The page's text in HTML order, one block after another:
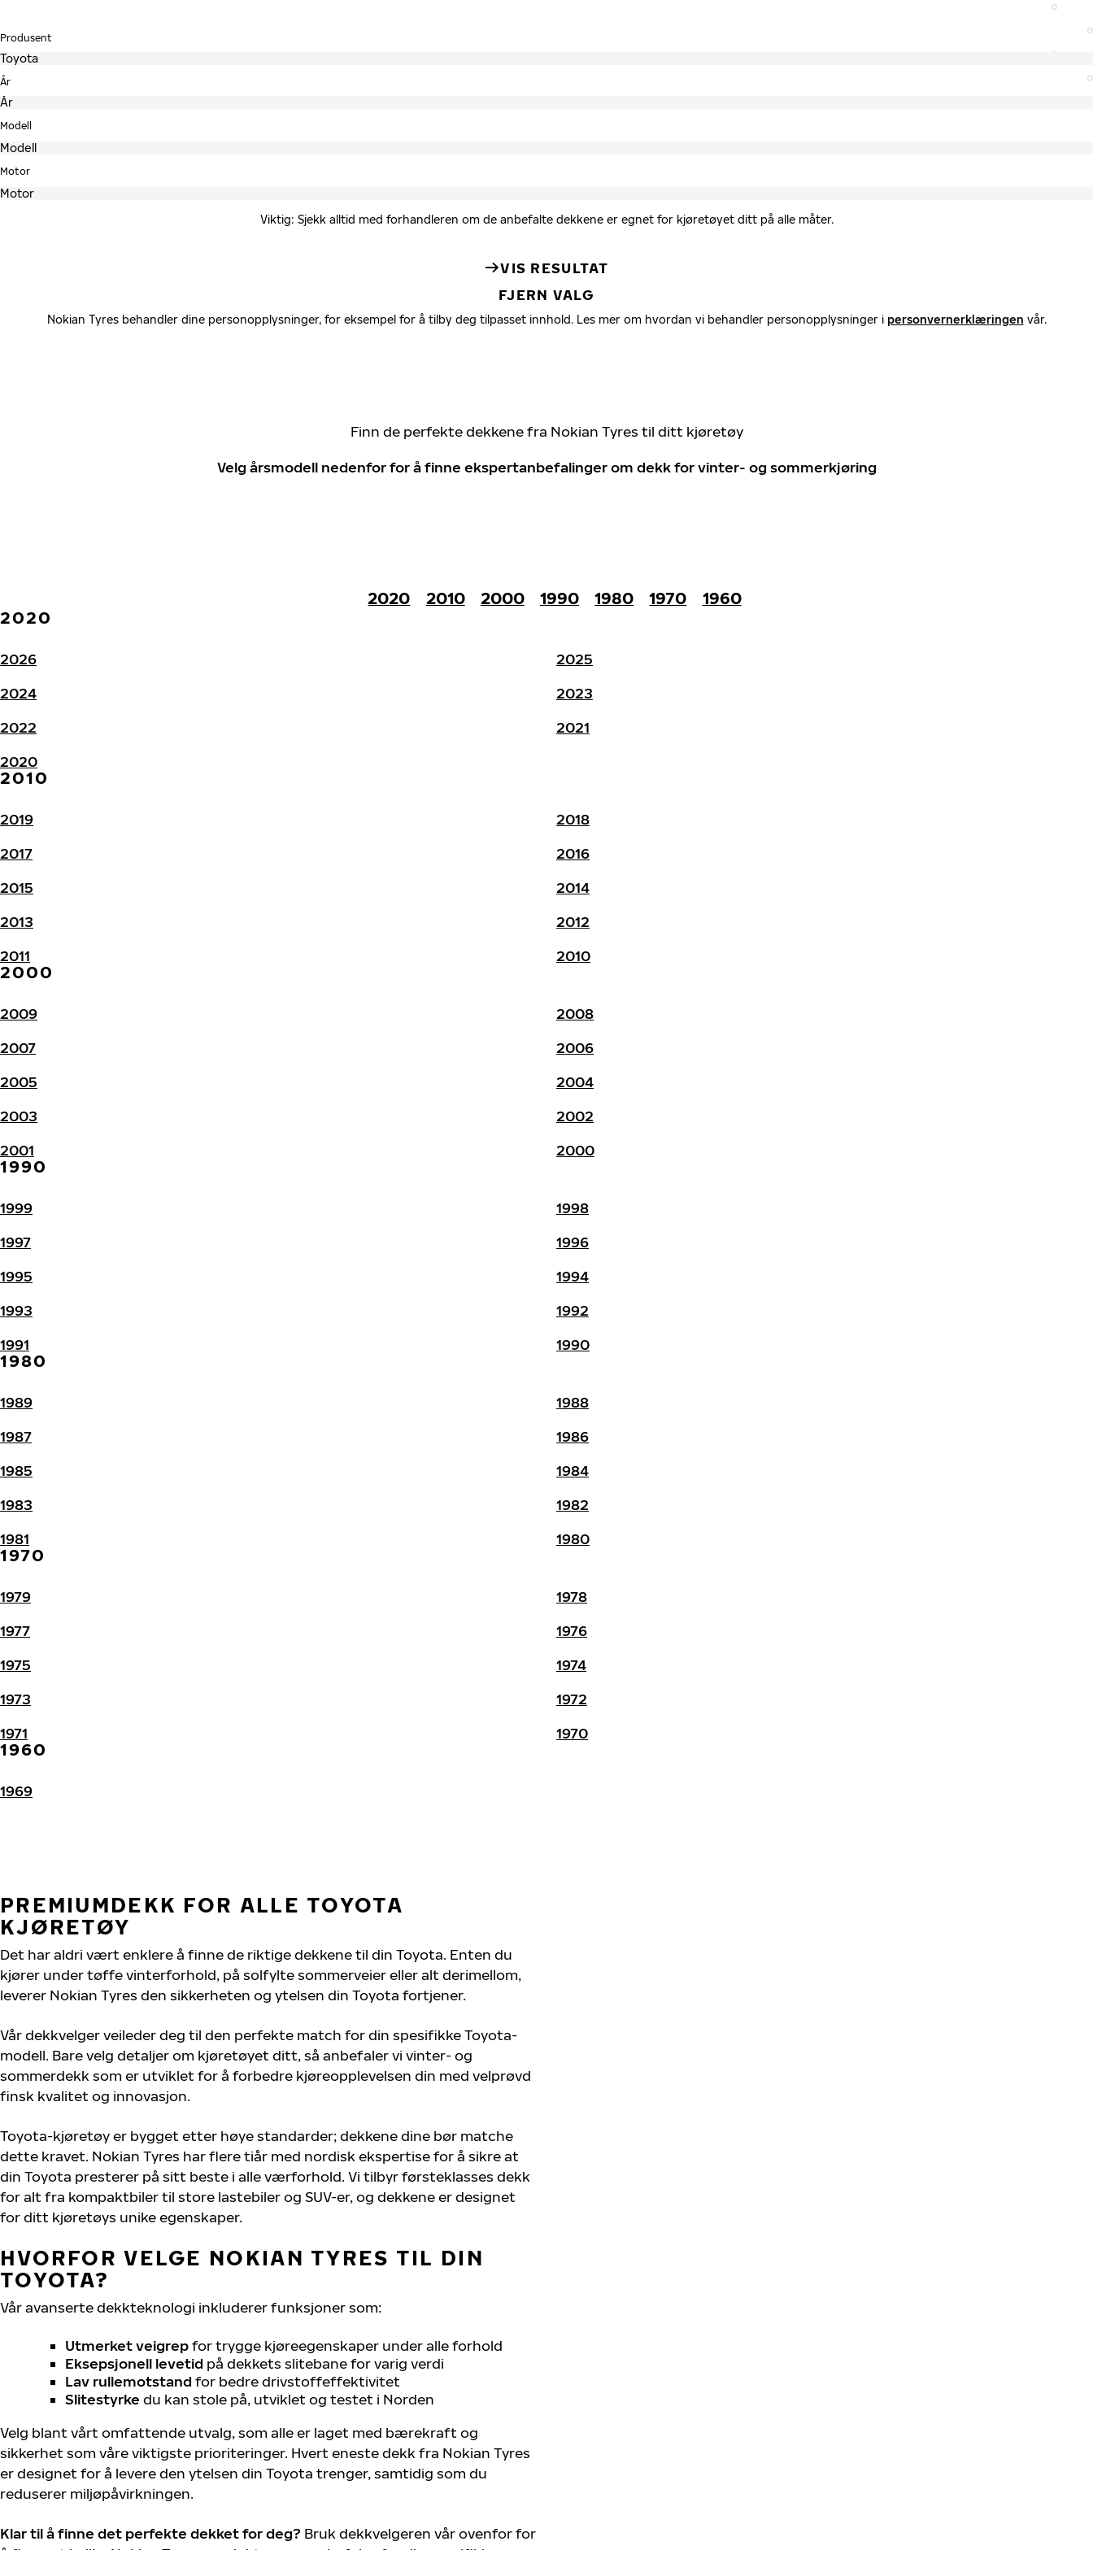
Produsent
År
Modell
Motor
Viktig: Sjekk alltid med forhandleren om de anbefalte dekkene er egnet for kjøretøyet ditt på alle måter.
VIS RESULTAT
FJERN VALG
Nokian Tyres behandler dine personopplysninger, for eksempel for å tilby deg tilpasset innhold. Les mer om hvordan vi behandler personopplysninger i personvernerklæringen vår.
Finn de perfekte dekkene fra Nokian Tyres til ditt kjøretøy
Velg årsmodell nedenfor for å finne ekspertanbefalinger om dekk for vinter- og sommerkjøring
2020 2010 2000 1990 1980 1970
1960
2020
2026
2025
2024
2023
2022
2021
2020
2010
2019
2018
2017
2016
2015
2014
2013
2012
2011
2010
2000
2009
2008
2007
2006
2005
2004
2003
2002
2001
2000
1990
1999
1998
1997
1996
1995
1994
1993
1992
1991
1990
1980
1989
1988
1987
1986
1985
1984
1983
1982
1981
1980
1970
1979
1978
1977
1976
1975
1974
1973
1972
1971
1970
1960
1969
PREMIUMDEKK FOR ALLE TOYOTA
KJØRETØY
Det har aldri vært enklere å finne de riktige dekkene til din Toyota. Enten du
kjører under tøffe vinterforhold, på solfylte sommerveier eller alt derimellom,
leverer Nokian Tyres den sikkerheten og ytelsen din Toyota fortjener.
Vår dekkvelger veileder deg til den perfekte match for din spesifikke Toyota-
modell. Bare velg detaljer om kjøretøyet ditt, så anbefaler vi vinter- og
sommerdekk som er utviklet for å forbedre kjøreopplevelsen din med velprøvd
finsk kvalitet og innovasjon.
Toyota-kjøretøy er bygget etter høye standarder; dekkene dine bør matche
dette kravet. Nokian Tyres har flere tiår med nordisk ekspertise for å sikre at
din Toyota presterer på sitt beste i alle værforhold. Vi tilbyr førsteklasses dekk
for alt fra kompaktbiler til store lastebiler og SUV-er, og dekkene er designet
for ditt kjøretøys unike egenskaper.
HVORFOR VELGE NOKIAN TYRES TIL DIN
TOYOTA?
Vår avanserte dekkteknologi inkluderer funksjoner som:
Utmerket veigrepfor trygge kjøreegenskaper under alle forhold
Eksepsjonell levetid på dekkets slitebane for varig verdi
Lav rullemotstand for bedre drivstoffeffektivitet
Slitestyrke du kan stole på, utviklet og testet i Norden
Velg blant vårt omfattende utvalg, som alle er laget med bærekraft og
sikkerhet som våre viktigste prioriteringer. Hvert eneste dekk fra Nokian Tyres
er designet for å levere den ytelsen din Toyota trenger, samtidig som du
reduserer miljøpåvirkningen.
Klar til å finne det perfekte dekket for deg? Bruk dekkvelgeren vår ovenfor for